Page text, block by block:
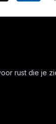
rust die je